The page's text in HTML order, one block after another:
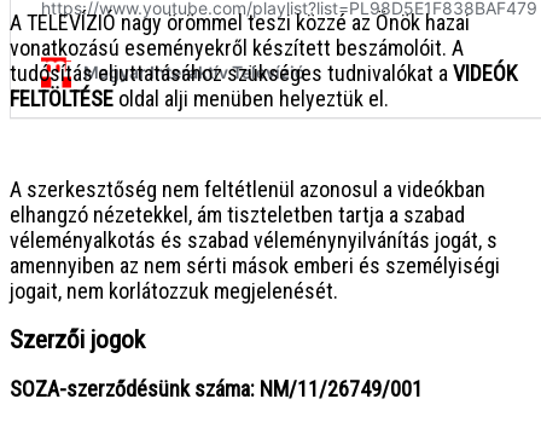
A TELEVÍZIÓ nagy örömmel teszi közzé az Önök hazai
vonatkozású eseményekről készített beszámolóit. A
tudósítás eljuttatásához szükséges tudnivalókat aVIDEÓK
FELTÖLTÉSE oldal alji menüben helyeztük el.
A szerkesztőség nem feltétlenül azonosul a videókban
elhangzó nézetekkel, ám tiszteletben tartja a szabad
véleményalkotás és szabad véleménynyilvánítás jogát, s
amennyiben az nem sérti mások emberi és személyiségi
jogait, nem korlátozzuk megjelenését.
Szerzői jogok
SOZA-szerződésünk száma: NM/11/26749/001